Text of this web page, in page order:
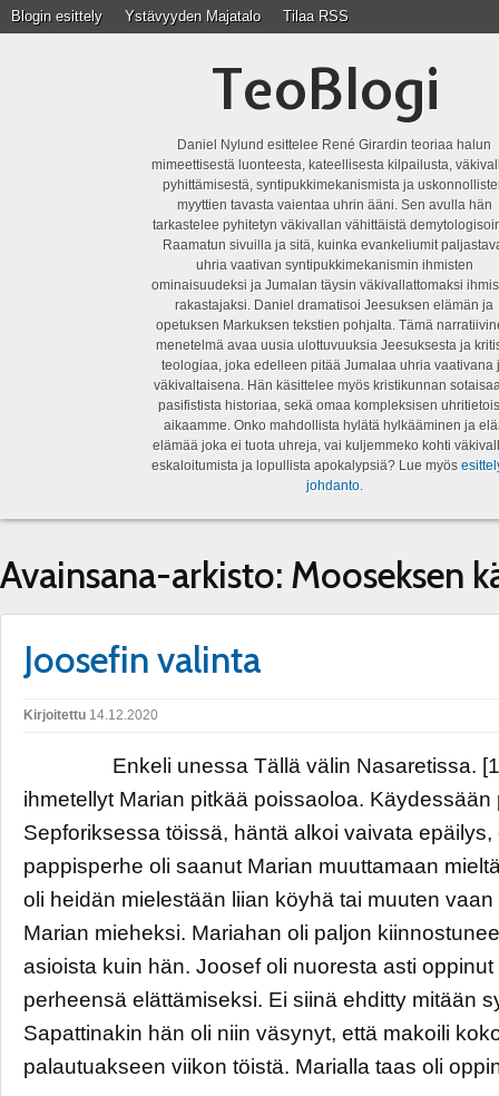
Blogin esittely Ystävyyden Majatalo Tilaa RSS
TeoBlogi
Daniel Nylund esittelee René Girardin teoriaa halun
mimeettisestä luonteesta, kateellisesta kilpailusta,
pyhittämisestä, syntipukkimekanismista ja
myyttien tavasta vaientaa uhrin ääni. Sen avulla hän
tarkastelee pyhitetyn väkivallan vähittäistä
Raamatun sivuilla ja sitä, kuinka evankeliumit
uhria vaativan syntipukkimekanismin ihmisten
ominaisuudeksi ja Jumalan täysin väkivallattomaksi
rakastajaksi. Daniel dramatisoi Jeesuksen elämän ja
opetuksen Markuksen tekstien pohjalta. Tämä
menetelmä avaa uusia ulottuvuuksia Jeesuksesta ja
teologiaa, joka edelleen pitää Jumalaa uhria vaativana
väkivaltaisena. Hän käsittelee myös kristikunnan
pasifistista historiaa, sekä omaa kompleksisen
aikaamme. Onko mahdollista hylätä hylkääminen ja
elämää joka ei tuota uhreja, vai kuljemmeko kohti
eskaloitumista ja lopullista apokalypsiä? Lue myös
johdanto.
Avainsana-arkisto: Mooseksen
Joosefin valinta
Kirjoitettu 14.12.2020
Enkeli unessa Tällä välin Nasaretissa. [1]
ihmetellyt Marian pitkää poissaoloa. Käydessään
Sepforiksessa töissä, häntä alkoi vaivata epäilys,
pappisperhe oli saanut Marian muuttamaan
oli heidän mielestään liian köyhä tai muuten
Marian mieheksi. Mariahan oli paljon
asioista kuin hän. Joosef oli nuoresta asti
perheensä elättämiseksi. Ei siinä ehditty mitään
Sapattinakin hän oli niin väsynyt, että makoili
palautuakseen viikon töistä. Marialla taas oli